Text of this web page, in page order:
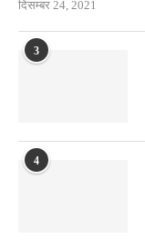
दिसम्बर 24, 2021
3
4